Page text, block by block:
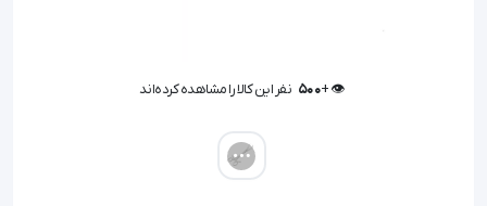
👁️ +
500 نفر این کالا را مشاهده کرده‌اند